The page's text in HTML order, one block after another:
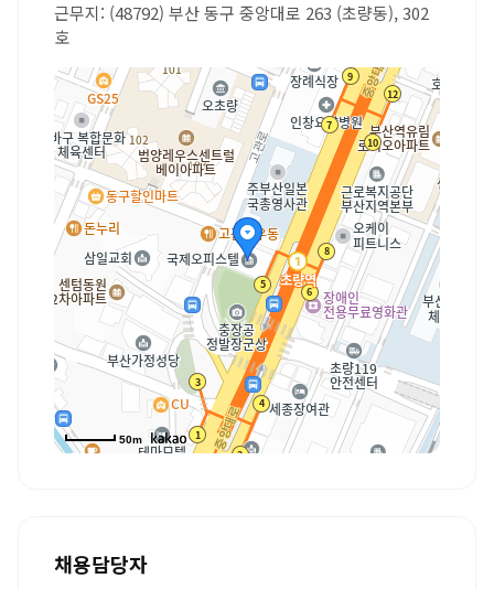
근무지: (48792) 부산 동구 중앙대로 263 (초량동), 302
호
50m
채용담당자